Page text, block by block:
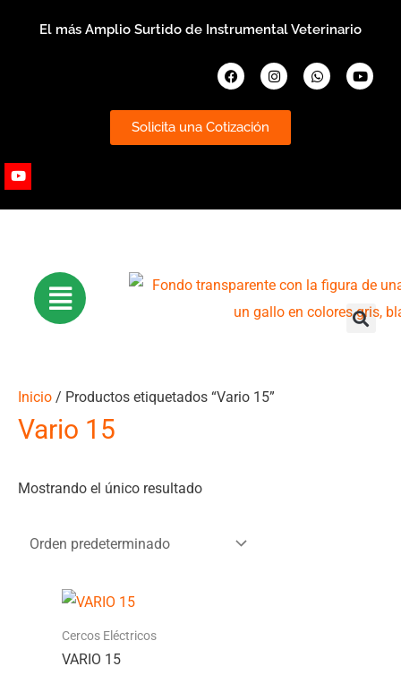
El más Amplio Surtido de Instrumental Veterinario
FacebookInstagramWhatsapp
Solicita una Cotización
Youtube
Inicio / Productos etiquetados “Vario 15”
Vario 15
Mostrando el único resultado
Cercos Eléctricos
VARIO 15